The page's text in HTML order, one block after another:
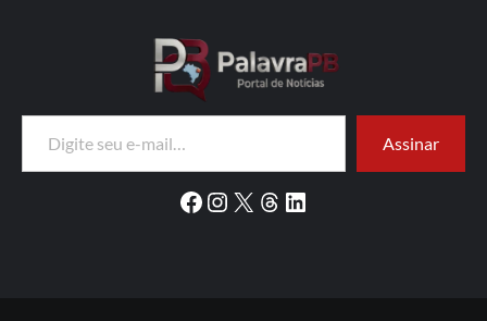
Digite seu e-mail…
Assinar
Facebook
Instagram
X Threads
LinkedIn